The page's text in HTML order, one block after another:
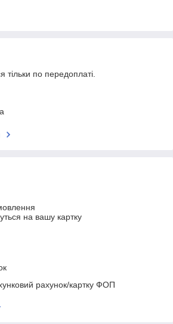
тільки по передоплаті.
на вашу картку
рахунок/картку ФОП